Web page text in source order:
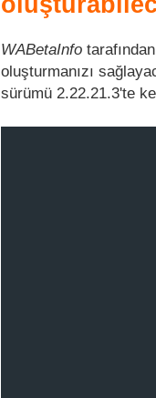
WABetaInfo
oluşturmanızı
sürümü 2.22.21.3'te